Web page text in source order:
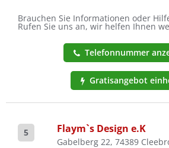
Brauchen Sie Informationen oder
Rufen Sie uns an, wir helfen Ihnen
Telefonnummer
Gratisangebot
5 Flaym`s Design e.K
Gabelberg 22, 74389